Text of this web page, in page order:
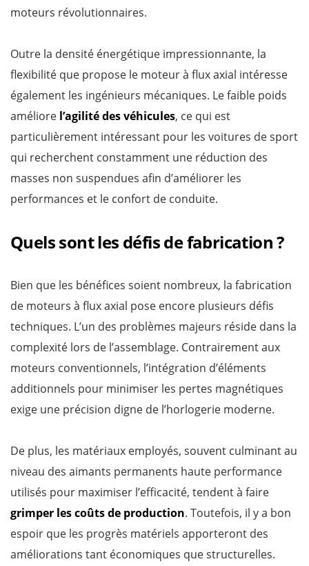
moteurs révolutionnaires.
Outre la densité énergétique impressionnante, la
flexibilité que propose le moteur à flux axial intéresse
également les ingénieurs mécaniques. Le faible poids
améliore l’agilité des véhicules, ce qui est
particulièrement intéressant pour les voitures de sport
qui recherchent constamment une réduction des
masses non suspendues afin d’améliorer les
performances et le confort de conduite.
Quels sont les défis de fabrication ?
Bien que les bénéfices soient nombreux, la fabrication
de moteurs à flux axial pose encore plusieurs défis
techniques. L’un des problèmes majeurs réside dans la
complexité lors de l’assemblage. Contrairement aux
moteurs conventionnels, l’intégration d’éléments
additionnels pour minimiser les pertes magnétiques
exige une précision digne de l’horlogerie moderne.
De plus, les matériaux employés, souvent culminant au
niveau des aimants permanents haute performance
utilisés pour maximiser l’efficacité, tendent à faire
grimper les coûts de production. Toutefois, il y a bon
espoir que les progrès matériels apporteront des
améliorations tant économiques que structurelles.